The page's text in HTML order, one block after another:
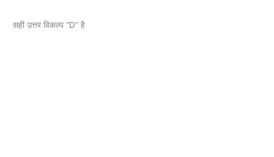
सही उत्तर विकल्प “D” है